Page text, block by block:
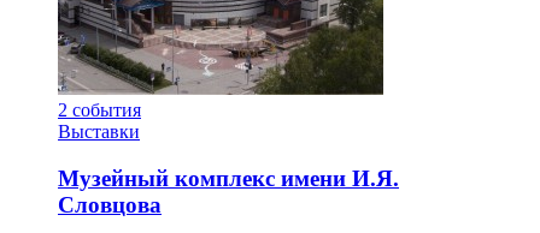
2 события
Выставки
Музейный комплекс имени И.Я.
Словцова